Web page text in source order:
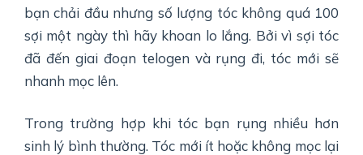
bạn chải đầu nhưng số lượng tóc không quá 100
sợi một ngày thì hãy khoan lo lắng. Bởi vì sợi tóc
đã đến giai đoạn telogen và rụng đi, tóc mới sẽ
nhanh mọc lên.
Trong trường hợp khi tóc bạn rụng nhiều hơn
sinh lý bình thường. Tóc mới ít hoặc không mọc lại